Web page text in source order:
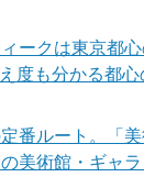
ークは東京都
度も分かる都
番ルート。「
美術館・ギャ